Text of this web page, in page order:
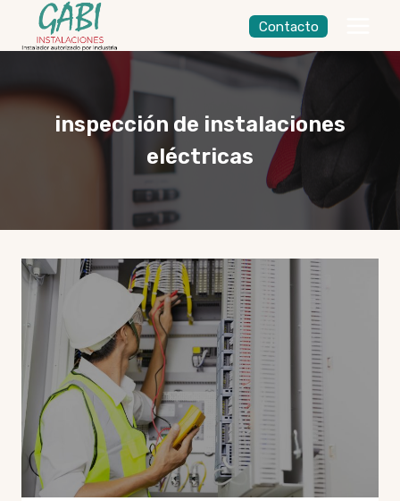
Saltar
Contacto
inspección de instalaciones
eléctricas